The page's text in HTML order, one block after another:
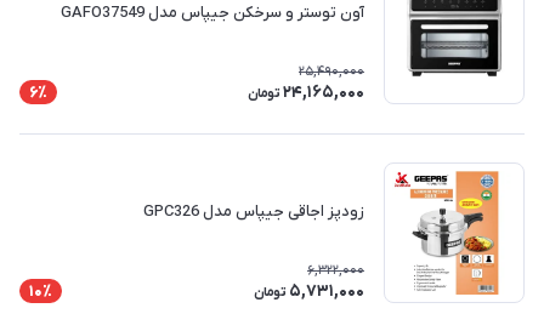
آون توستر و سرخکن جیپاس مدل GAFO37549
25,490,000
24,165,000 تومان 6٪
زودپز اجاقی جیپاس مدل GPC326
6,322,000
5,731,000 تومان 10٪